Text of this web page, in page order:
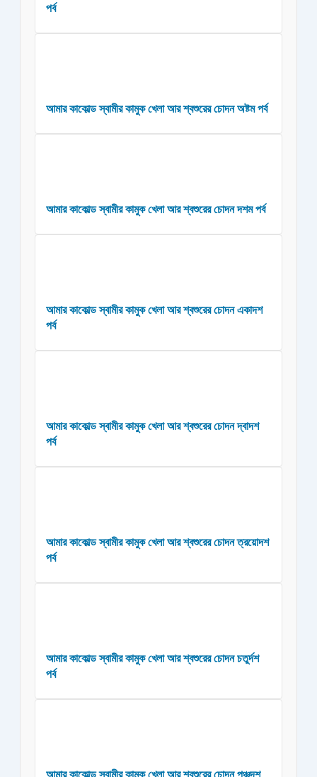
পর্ব
আমার কাকোল্ড স্বামীর কামুক খেলা আর শ্বশুরের চোদন অষ্টম পর্ব
আমার কাকোল্ড স্বামীর কামুক খেলা আর শ্বশুরের চোদন দশম পর্ব
আমার কাকোল্ড স্বামীর কামুক খেলা আর শ্বশুরের চোদন একাদশ
পর্ব
আমার কাকোল্ড স্বামীর কামুক খেলা আর শ্বশুরের চোদন দ্বাদশ
পর্ব
আমার কাকোল্ড স্বামীর কামুক খেলা আর শ্বশুরের চোদন ত্রয়োদশ
পর্ব
আমার কাকোল্ড স্বামীর কামুক খেলা আর শ্বশুরের চোদন চতুর্দশ
পর্ব
আমার কাকোল্ড স্বামীর কামুক খেলা আর শ্বশুরের চোদন পঞ্চদশ